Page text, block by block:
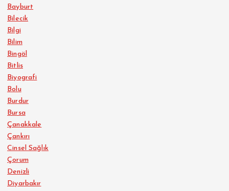
Bayburt
Bilecik
Bilgi
Bilim
Bingöl
Bitlis
Biyografi
Bolu
Burdur
Bursa
Çanakkale
Çankırı
Cinsel Sağlık
Çorum
Denizli
Diyarbakır